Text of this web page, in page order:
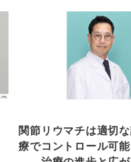
関節リウマチは適切
療でコントロール可